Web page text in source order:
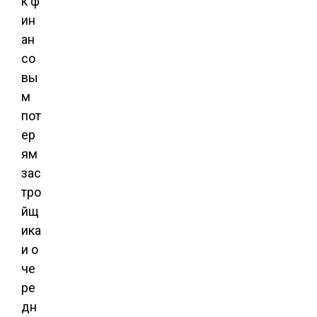
ин
ан
со
вы
м
пот
ер
ям
зас
тро
йщ
ика
и о
че
ре
дн